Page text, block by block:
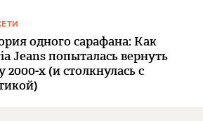
одного сарафана: Как
Jeans попыталась вернуть
2000-х (и столкнулась с